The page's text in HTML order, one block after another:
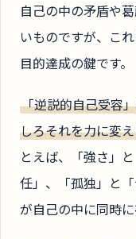
自己の中の矛盾や
いものですが、こ
目的達成の鍵です。
「逆説的自己受容
しろそれを力に変
とえば、「強さ」
任」、「孤独」と
が自己の中に同時